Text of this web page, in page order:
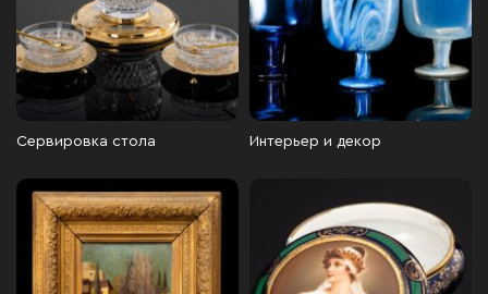
Сервировка стола Интерьер и декор